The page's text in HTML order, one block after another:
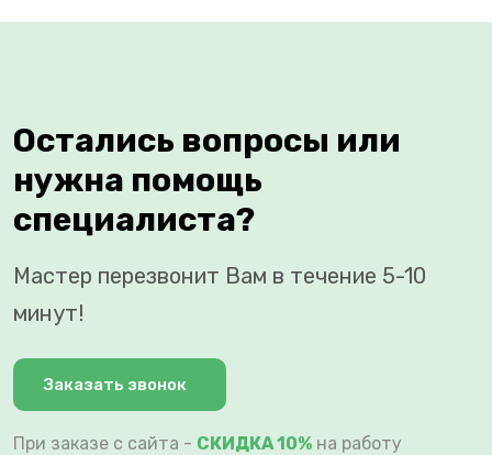
Остались вопросы или
нужна помощь
специалиста?
Мастер перезвонит Вам в течение 5-10
минут!
Заказать звонок
При заказе с сайта - СКИДКА 10% на работу